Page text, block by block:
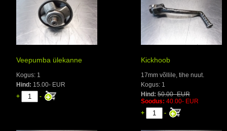
Veepumba ülekanne
Kogus: 1
Hind: 15.00- EUR
+
-
Kickhoob
17mm võllile, tihe nuut.
Kogus: 1
Hind: 50.00- EUR
Soodus: 40.00- EUR
+
-